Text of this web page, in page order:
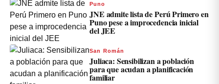
Puno
JNE admite lista de Perú Primero en
Puno pese a improcedencia inicial
del JEE
San Román
Juliaca: Sensibilizan a población
para que acudan a planificación
familiar